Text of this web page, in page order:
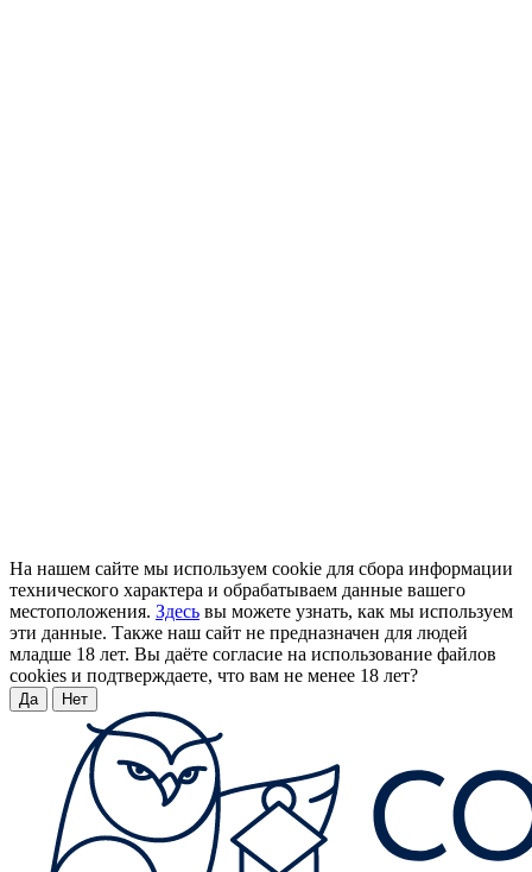
На нашем сайте мы используем cookie для сбора информации
технического характера и обрабатываем данные вашего
местоположения. Здесь вы можете узнать, как мы используем
эти данные. Также наш сайт не предназначен для людей
младше 18 лет. Вы даёте согласие на использование файлов
cookies и подтверждаете, что вам не менее 18 лет?
Да Нет